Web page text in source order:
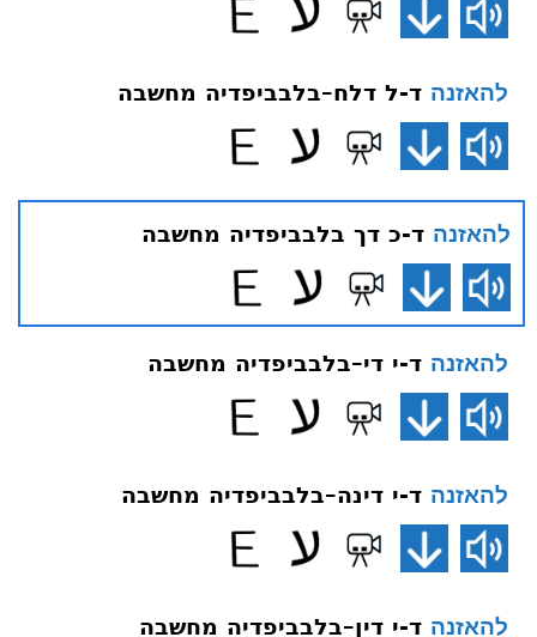
להאזנה ד-ל דלח–בלבביפדיה מחשבה
להאזנה ד-כ דך בלבביפדיה מחשבה
להאזנה ד-י די–בלבביפדיה מחשבה
להאזנה ד-י דינה–בלבביפדיה מחשבה
להאזנה ד-י דין–בלבביפדיה מחשבה